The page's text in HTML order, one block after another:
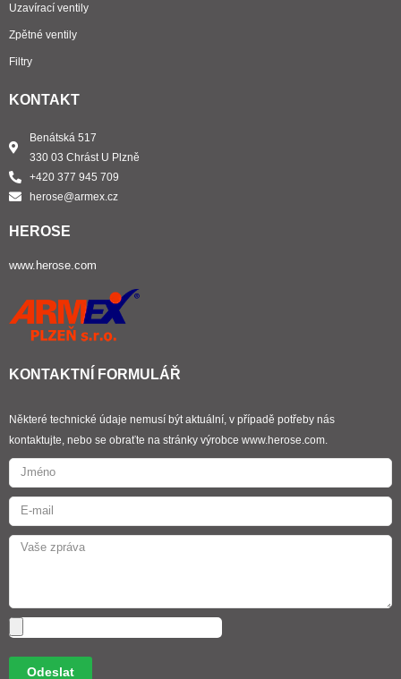
Uzavírací ventily
Zpětné ventily
Filtry
KONTAKT
Benátská 517
330 03 Chrást U Plzně
+420 377 945 709
herose@armex.cz
HEROSE
www.herose.com
KONTAKTNÍ FORMULÁŘ
Některé technické údaje nemusí být aktuální, v případě potřeby nás
kontaktujte, nebo se obraťte na stránky výrobce www.herose.com.
Odeslat